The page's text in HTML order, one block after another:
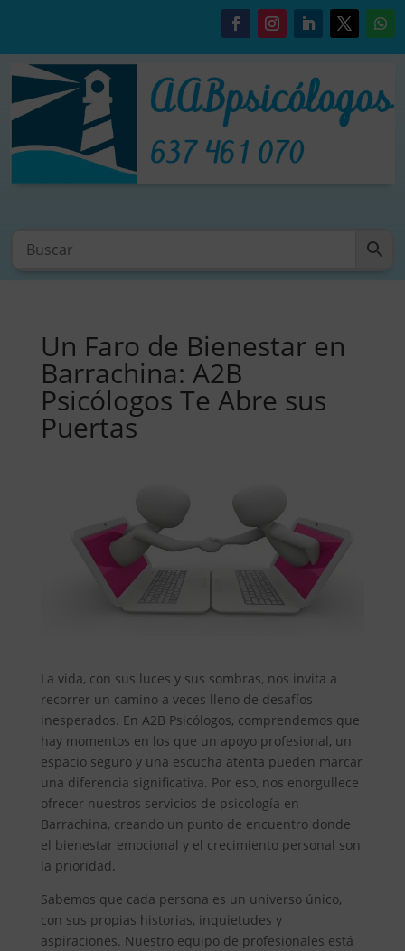
Un Faro de Bienestar en
Barrachina: A2B
Psicólogos Te Abre sus
Puertas
La vida, con sus luces y sus sombras, nos invita a
recorrer un camino a veces lleno de desafíos
inesperados. En A2B Psicólogos, comprendemos que
hay momentos en los que un apoyo profesional, un
espacio seguro y una escucha atenta pueden marcar
una diferencia significativa. Por eso, nos enorgullece
ofrecer nuestros servicios de psicología en
Barrachina, creando un punto de encuentro donde
el bienestar emocional y el crecimiento personal son
la prioridad.
Sabemos que cada persona es un universo único,
con sus propias historias, inquietudes y
aspiraciones. Nuestro equipo de profesionales está